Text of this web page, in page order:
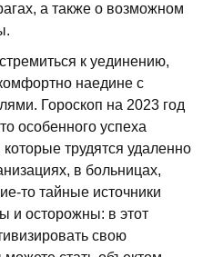
а также о возможном
к уединению,
наедине с
Гороскоп на 2023 год
особенного успеха
трудятся удаленно
в больницах,
то тайные источники
и осторожны: в этот
свою